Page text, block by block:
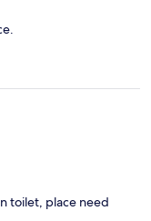
toilet, place need